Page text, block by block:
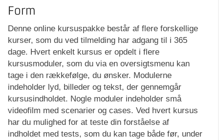
Form
Denne online kursuspakke består af flere forskellige
kurser, som du ved tilmelding har adgang til i 365
dage. Hvert enkelt kursus er opdelt i flere
kursusmoduler, som du via en oversigtsmenu kan
tage i den rækkefølge, du ønsker. Modulerne
indeholder lyd, billeder og tekst, der gennemgår
kursusindholdet. Nogle moduler indeholder små
videofilm med scenarier og cases. Ved hvert kursus
har du mulighed for at teste din forståelse af
indholdet med tests, som du kan tage både før, under